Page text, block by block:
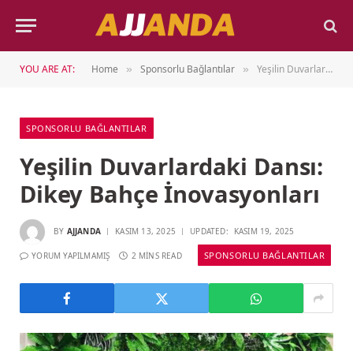
YOU ARE AT: Home » Sponsorlu Bağlantılar » Yeşilin Duvarlardaki Dansı: Dikey Bahçe İnovasyonları
SPONSORLU BAĞLANTILAR
Yeşilin Duvarlardaki Dansı:
Dikey Bahçe İnovasyonları
BY AJJANDA KASIM 13, 2025 UPDATED: KASIM 19, 2025
YORUM YAPILMAMIŞ 2 MINS READ SPONSORLU BAĞLANTILAR